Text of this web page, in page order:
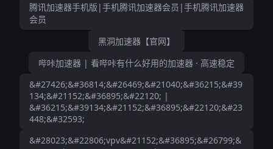
腾讯加速器手机版|手机腾讯加速器会员|手机腾讯加速器
会员
黑洞加速器【官网】
哔咔加速器 | 看哔咔有什么好用的加速器 · 高速稳定
&#27426;&#36814;&#26469;&#21040;&#36215;&#39
134;&#21152;&#36895;&#22120; |
&#36215;&#39134;&#21152;&#36895;&#22120;&#23
448;&#32593;
&#28023;&#22806;vpv&#21152;&#36895;&#26799;&